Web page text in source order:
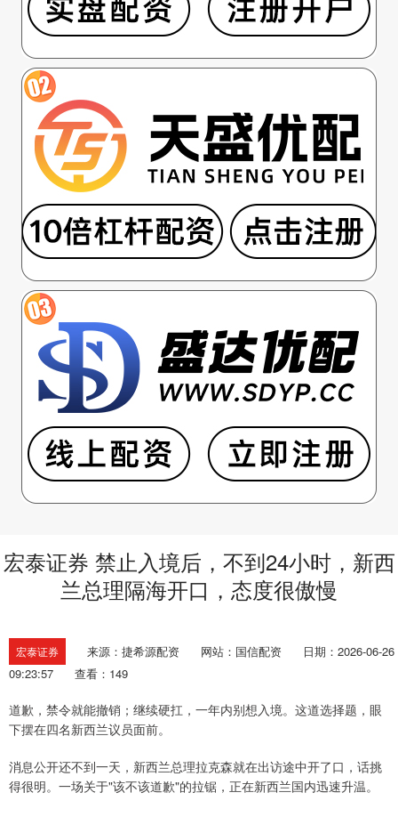
宏泰证券 禁止入境后，不到24小时，新西
兰总理隔海开口，态度很傲慢
宏泰证券 来源：捷希源配资 网站：国信配资
日期：2026-06-26
09:23:57
查看：149
道歉，禁令就能撤销；继续硬扛，一年内别想入境。这道选择题，眼
下摆在四名新西兰议员面前。
消息公开还不到一天，新西兰总理拉克森就在出访途中开了口，话挑
得很明。一场关于"该不该道歉"的拉锯，正在新西兰国内迅速升温。